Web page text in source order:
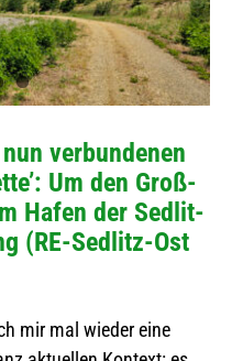
ver­bun­de­nen
Um den Groß­
Hafen der Sedlit­
(RE-Sedlitz-Ost
mir mal wie­der eine